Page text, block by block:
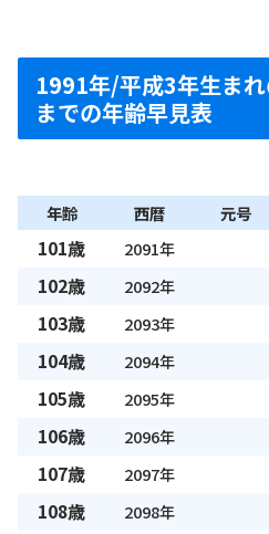
1991年/平成3年生ま
までの年齢早見表
年齢 西暦 元号
101歳 2091年
102歳 2092年
103歳 2093年
104歳 2094年
105歳 2095年
106歳 2096年
107歳 2097年
108歳 2098年